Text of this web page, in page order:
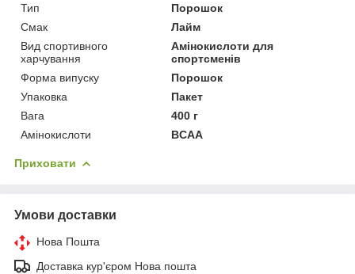
Тип
Порошок
Смак
Лайм
Вид спортивного
харчування
Амінокислоти для
спортсменів
Форма випуску
Порошок
Упаковка
Пакет
Вага
400 г
Амінокислоти
BCAA
Приховати
Умови доставки
Нова Пошта
Доставка кур'єром Нова пошта